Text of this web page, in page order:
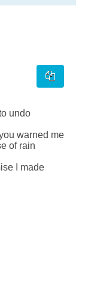
undo
warned me
of rain
I made
this